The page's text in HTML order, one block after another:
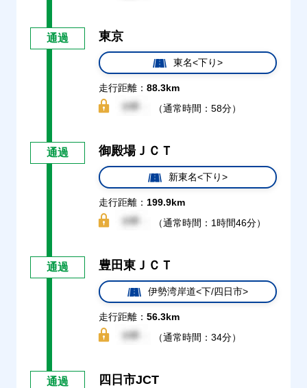
通過 東京
東名<下り>
走行距離： 88.3km
（通常時間：58分）
通過 御殿場ＪＣＴ
新東名<下り>
走行距離： 199.9km
（通常時間：1時間46分）
通過 豊田東ＪＣＴ
伊勢湾岸道<下/四日市>
走行距離： 56.3km
（通常時間：34分）
通過 四日市JCT